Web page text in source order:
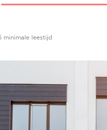
minimale leestijd